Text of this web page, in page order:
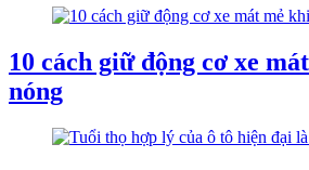
10 cách giữ động cơ xe
nóng